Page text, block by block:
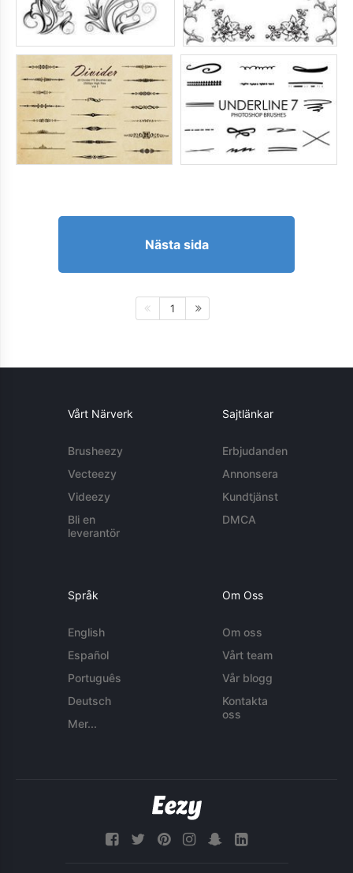
Nästa sida
1
Vårt Närverk
Brusheezy
Vecteezy
Videezy
Bli en
leverantör
Sajtlänkar
Erbjudanden
Annonsera
Kundtjänst
DMCA
Språk
English
Español
Português
Deutsch
Mer...
Om Oss
Om oss
Vårt team
Vår blogg
Kontakta
oss